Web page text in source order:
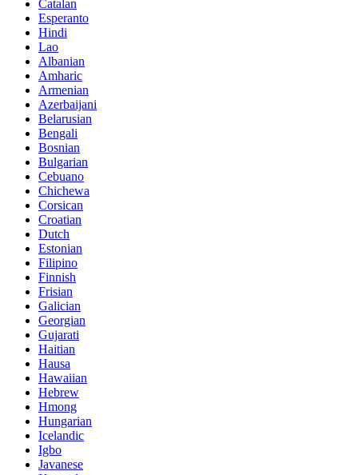
Catalan
Esperanto
Hindi
Lao
Albanian
Amharic
Armenian
Azerbaijani
Belarusian
Bengali
Bosnian
Bulgarian
Cebuano
Chichewa
Corsican
Croatian
Dutch
Estonian
Filipino
Finnish
Frisian
Galician
Georgian
Gujarati
Haitian
Hausa
Hawaiian
Hebrew
Hmong
Hungarian
Icelandic
Igbo
Javanese